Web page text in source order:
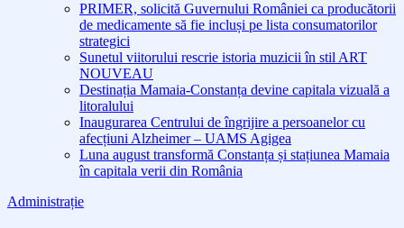
PRIMER, solicită Guvernului României ca producătorii
de medicamente să fie incluși pe lista consumatorilor
strategici
Sunetul viitorului rescrie istoria muzicii în stil ART
NOUVEAU
Destinația Mamaia-Constanța devine capitala vizuală a
litoralului
Inaugurarea Centrului de îngrijire a persoanelor cu
afecțiuni Alzheimer – UAMS Agigea
Luna august transformă Constanța și stațiunea Mamaia
în capitala verii din România
Administrație